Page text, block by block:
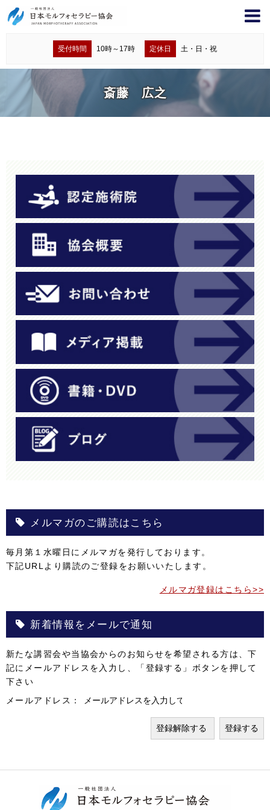
受付時間 10時～17時 定休日 土・日・祝
斎藤 広之
メルマガのご購読はこちら
毎月第１水曜日にメルマガを発行しております。
下記URLより購読のご登録をお願いいたします。
メルマガ登録はこちら>>
新着情報をメールで通知
新たな講習会や当協会からのお知らせを希望される方は、下
記にメールアドレスを入力し、「登録する」ボタンを押して
下さい
メールアドレス：